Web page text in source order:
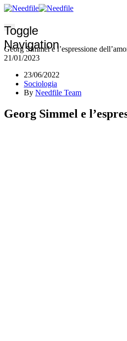
Toggle
Navigation
Georg Simmel e l’espressione
21/01/2023
23/06/2022
Sociologia
By Needfile Team
Georg Simmel e